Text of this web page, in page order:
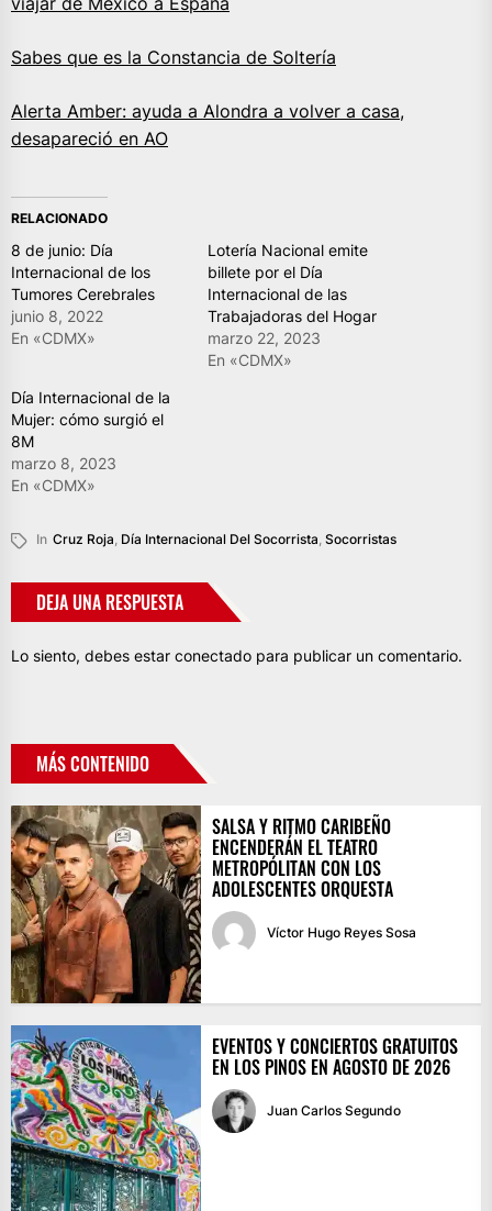
Sabes que es la Constancia de Soltería
Alerta Amber: ayuda a Alondra a volver a casa,
desapareció en AO
RELACIONADO
8 de junio: Día
Internacional de los
Tumores Cerebrales
junio 8, 2022
En «CDMX»
Lotería Nacional emite
billete por el Día
Internacional de las
Trabajadoras del Hogar
marzo 22, 2023
En «CDMX»
Día Internacional de la
Mujer: cómo surgió el
8M
marzo 8, 2023
En «CDMX»
In Cruz Roja, Día Internacional Del Socorrista, Socorristas
DEJA UNA RESPUESTA
Lo siento, debes estar conectado para publicar un comentario.
MÁS CONTENIDO
SALSA Y RITMO CARIBEÑO
ENCENDERÁN EL TEATRO
METROPÓLITAN CON LOS
ADOLESCENTES ORQUESTA
Víctor Hugo Reyes Sosa
EVENTOS Y CONCIERTOS GRATUITOS
EN LOS PINOS EN AGOSTO DE 2026
Juan Carlos Segundo